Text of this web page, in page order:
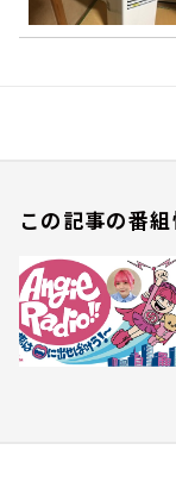
この記事の番